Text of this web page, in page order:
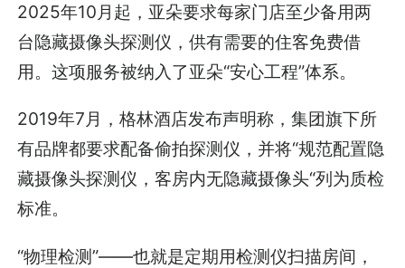
2025年10月起，亚朵要求每家门店至少备用两
台隐藏摄像头探测仪，供有需要的住客免费借
用。这项服务被纳入了亚朵“安心工程”体系。
2019年7月，格林酒店发布声明称，集团旗下所
有品牌都要求配备偷拍探测仪，并将“规范配置隐
藏摄像头探测仪，客房内无隐藏摄像头“列为质检
标准。
“物理检测”——也就是定期用检测仪扫描房间，